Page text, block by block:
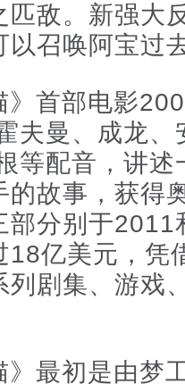
匹敌。新强大
以召唤阿宝过
首部电影
夫曼、成龙、
等配音，讲
的故事，获得
部分别于
18亿美元，凭
列剧集、游戏
最初是由梦